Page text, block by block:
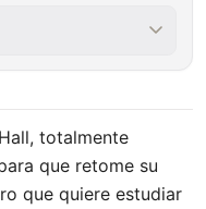
totalmente
que retome su
que quiere estudiar